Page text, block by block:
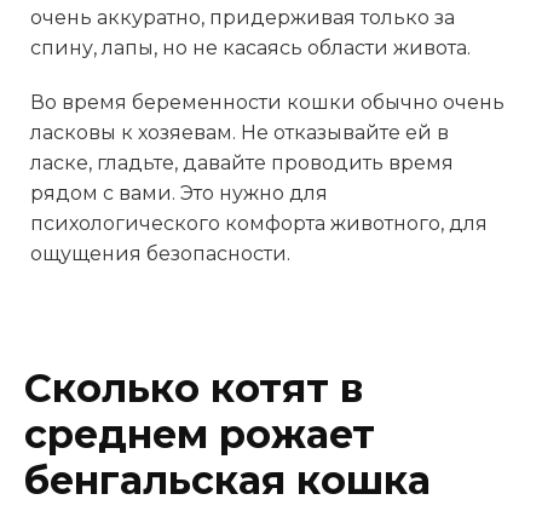
очень аккуратно, придерживая только за
спину, лапы, но не касаясь области живота.
Во время беременности кошки обычно очень
ласковы к хозяевам. Не отказывайте ей в
ласке, гладьте, давайте проводить время
рядом с вами. Это нужно для
психологического комфорта животного, для
ощущения безопасности.
Сколько котят в
среднем рожает
бенгальская кошка